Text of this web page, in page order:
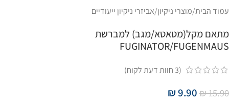
עמוד הבית/מוצרי ניקיון/אביזרי ניקיון ייעודיים
מתאם מקל(מטאטא/מגב) למברשת
FUGINATOR/FUGENMAUS
(
3חוות דעת לקוח)
₪15.90
₪9.90